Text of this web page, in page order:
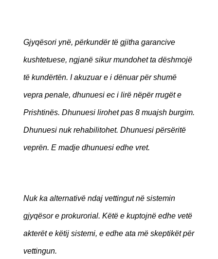
Gjyqësori ynë, përkundër të gjitha garancive
kushtetuese, ngjanë sikur mundohet ta dëshmojë
të kundërtën. I akuzuar e i dënuar për shumë
vepra penale, dhunuesi ec i lirë nëpër rrugët e
Prishtinës. Dhunuesi lirohet pas 8 muajsh burgim.
Dhunuesi nuk rehabilitohet. Dhunuesi përsëritë
veprën. E madje dhunuesi edhe vret.
Nuk ka alternativë ndaj vettingut në sistemin
gjyqësor e prokurorial. Këtë e kuptojnë edhe vetë
akterët e këtij sistemi, e edhe ata më skeptikët për
vettingun.